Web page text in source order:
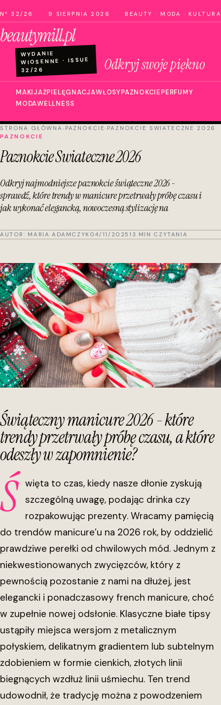
Nº 32/26 9 SIERPNIA 2026 BEAUTY · MODA · KULTURA
beautymill.pl
WYDANIE
WIOSENNE · ISSUE
32/26 Odkryj swoje piękno
MAKIJAŻPIELĘGNACJAWŁOSYPAZNOKCIEPERFUMY
MODAWELLNESS
STRONA GŁÓWNA › PAZNOKCIE › PAZNOKCIE SWIATECZNE 2026
PAZNOKCIE
Paznokcie Swiateczne 2026
Odkryj najmodniejsze paznokcie świąteczne 2026 -
sprawdź, które trendy w manicure przetrwały próbę czasu i
jak wykonać elegancką, nowoczesną stylizację na
AUTOR: MARIA ADAMCZYK 04/11/2025 13 MIN CZYTANIA
Świąteczny manicure 2026 - które
trendy przetrwały próbę czasu, a które
odeszły w zapomnienie?
Ś
więta to czas, kiedy nasze dłonie zyskują
szczególną uwagę, podając drinka czy
rozpakowując prezenty. Wracamy pamięcią
do trendów manicure’u na 2026 rok, by oddzielić
prawdziwe perełki od chwilowych mód. Jednym z
niekwestionowanych zwycięzców, który z
pewnością pozostanie z nami na dłużej, jest
elegancki i ponadczasowy french manicure, choć
w zupełnie nowej odsłonie. Klasyczne białe tipsy
ustąpiły miejsca wersjom z metalicznym
połyskiem, delikatnym gradientem lub subtelnym
zdobieniem w formie cienkich, złotych linii
biegnących wzdłuż linii uśmiechu. Ten trend
udowodnił, że tradycję można z powodzeniem